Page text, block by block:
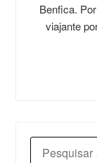
Benfica.
viajante